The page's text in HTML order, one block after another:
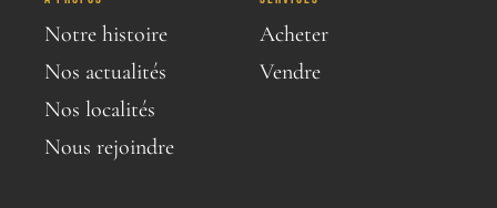
Notre histoire
Nos actualités
Nos localités
Nous rejoindre
Acheter
Vendre